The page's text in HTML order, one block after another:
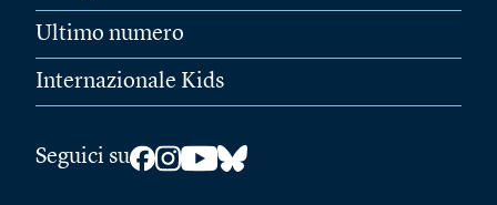
Ultimo numero
Internazionale Kids
Seguici su